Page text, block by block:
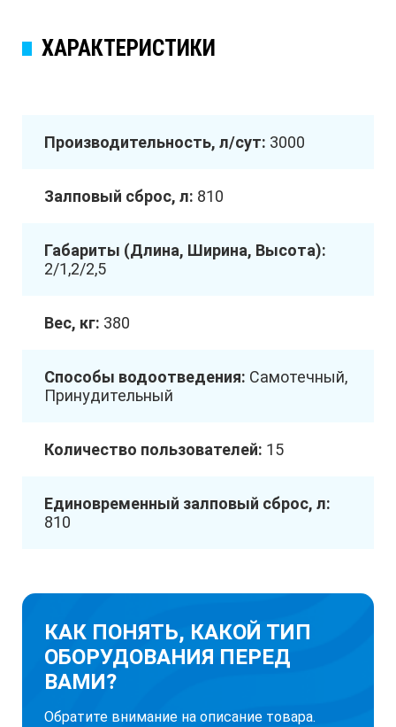
ХАРАКТЕРИСТИКИ
Производительность, л/сут: 3000
Залповый сброс, л: 810
Габариты (Длина, Ширина, Высота):
2/1,2/2,5
Вес, кг: 380
Способы водоотведения: Самотечный,
Принудительный
Количество пользователей: 15
Единовременный залповый сброс, л:
810
КАК ПОНЯТЬ, КАКОЙ ТИП
ОБОРУДОВАНИЯ ПЕРЕД
ВАМИ?
Обратите внимание на описание товара.